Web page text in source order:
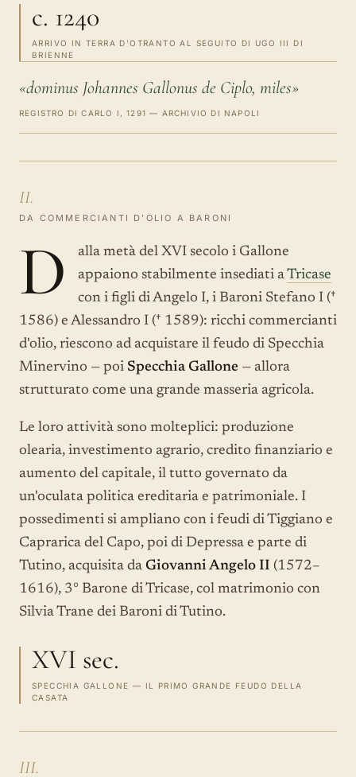
c. 1240
ARRIVO IN TERRA D'OTRANTO AL SEGUITO DI UGO III DI
BRIENNE
«dominus Johannes Gallonus de Ciplo, miles»
REGISTRO DI CARLO I, 1291 — ARCHIVIO DI NAPOLI
II.
DA COMMERCIANTI D'OLIO A BARONI
D
alla metà del XVI secolo i Gallone
appaiono stabilmente insediati aTricase
con i figli di Angelo I, i Baroni Stefano I (†
1586) e Alessandro I († 1589): ricchi commercianti
d'olio, riescono ad acquistare il feudo di Specchia
Minervino — poi Specchia Gallone — allora
strutturato come una grande masseria agricola.
Le loro attività sono molteplici: produzione
olearia, investimento agrario, credito finanziario e
aumento del capitale, il tutto governato da
un'oculata politica ereditaria e patrimoniale. I
possedimenti si ampliano con i feudi di Tiggiano e
Caprarica del Capo, poi di Depressa e parte di
Tutino, acquisita da Giovanni Angelo II (1572–
1616), 3° Barone di Tricase, col matrimonio con
Silvia Trane dei Baroni di Tutino.
XVI sec.
SPECCHIA GALLONE — IL PRIMO GRANDE FEUDO DELLA
CASATA
III.